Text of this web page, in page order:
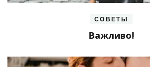
СОВЕТЫ
Важливо!